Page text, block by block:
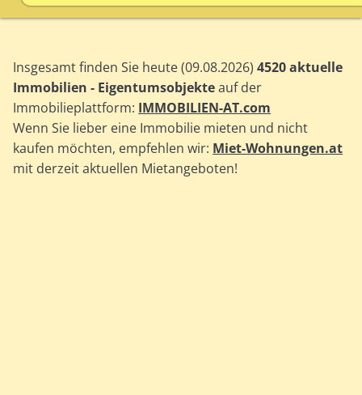
Insgesamt finden Sie heute (09.08.2026)4520 aktuelle
Immobilien - Eigentumsobjekteauf der
Immobilieplattform: IMMOBILIEN-AT.com
Wenn Sie lieber eine Immobilie mieten und nicht
kaufen möchten, empfehlen wir: Miet-Wohnungen.at
mit derzeit aktuellen Mietangeboten!